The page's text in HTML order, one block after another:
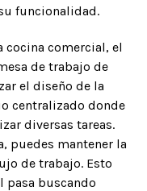
funcionalidad.
cocina comercial, el
de trabajo de
el diseño de la
centralizado donde
diversas tareas.
puedes mantener la
de trabajo. Esto
pasa buscando